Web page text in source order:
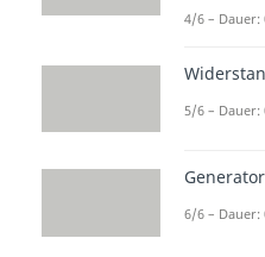
der sich
4/6 – Dauer:
5/6 – Dauer:
6/6 – Dauer: